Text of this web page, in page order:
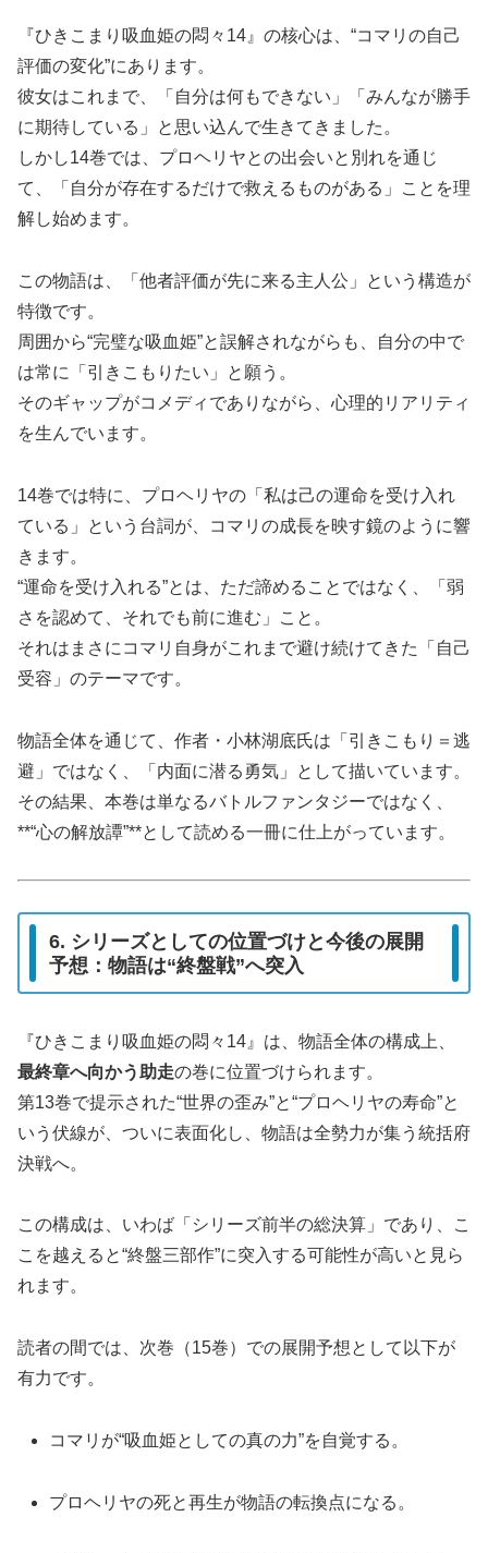
『ひきこまり吸血姫の悶々14』の核心は、“コマリの自己
評価の変化”にあります。
彼女はこれまで、「自分は何もできない」「みんなが勝手
に期待している」と思い込んで生きてきました。
しかし14巻では、プロヘリヤとの出会いと別れを通じ
て、「自分が存在するだけで救えるものがある」ことを理
解し始めます。
この物語は、「他者評価が先に来る主人公」という構造が
特徴です。
周囲から“完璧な吸血姫”と誤解されながらも、自分の中で
は常に「引きこもりたい」と願う。
そのギャップがコメディでありながら、心理的リアリティ
を生んでいます。
14巻では特に、プロヘリヤの「私は己の運命を受け入れ
ている」という台詞が、コマリの成長を映す鏡のように響
きます。
“運命を受け入れる”とは、ただ諦めることではなく、「弱
さを認めて、それでも前に進む」こと。
それはまさにコマリ自身がこれまで避け続けてきた「自己
受容」のテーマです。
物語全体を通じて、作者・小林湖底氏は「引きこもり＝逃
避」ではなく、「内面に潜る勇気」として描いています。
その結果、本巻は単なるバトルファンタジーではなく、
**“心の解放譚”**として読める一冊に仕上がっています。
6. シリーズとしての位置づけと今後の展開
予想：物語は“終盤戦”へ突入
『ひきこまり吸血姫の悶々14』は、物語全体の構成上、
最終章へ向かう助走の巻に位置づけられます。
第13巻で提示された“世界の歪み”と“プロヘリヤの寿命”と
いう伏線が、ついに表面化し、物語は全勢力が集う統括府
決戦へ。
この構成は、いわば「シリーズ前半の総決算」であり、こ
こを越えると“終盤三部作”に突入する可能性が高いと見ら
れます。
読者の間では、次巻（15巻）での展開予想として以下が
有力です。
コマリが“吸血姫としての真の力”を自覚する。
プロヘリヤの死と再生が物語の転換点になる。